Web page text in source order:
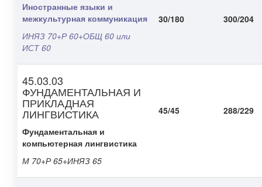
Иностранные языки и
межкультурная коммуникация
ИНЯЗ 70+Р 60+ОБЩ 60 или
ИСТ 60
30/180 300/204
45.03.03
ФУНДАМЕНТАЛЬНАЯ И
ПРИКЛАДНАЯ
ЛИНГВИСТИКА
Фундаментальная и
компьютерная лингвистика
М 70+Р 65+ИНЯЗ 65
45/45 288/229